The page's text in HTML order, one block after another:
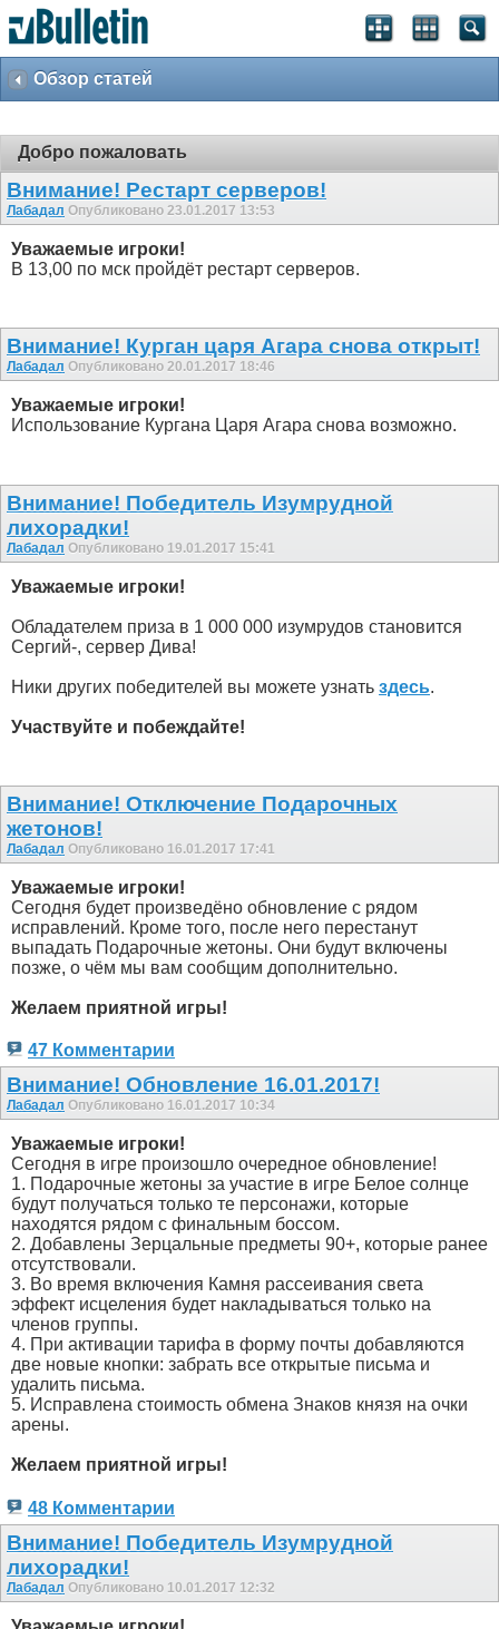
Обзор статей
Добро пожаловать
Внимание! Рестарт серверов!
Лабадал Опубликовано 23.01.2017 13:53
Уважаемые игроки!
В 13,00 по мск пройдёт рестарт серверов.
Внимание! Курган царя Агара снова открыт!
Лабадал Опубликовано 20.01.2017 18:46
Уважаемые игроки!
Использование Кургана Царя Агара снова возможно.
Внимание! Победитель Изумрудной
лихорадки!
Лабадал Опубликовано 19.01.2017 15:41
Уважаемые игроки!
Обладателем приза в 1 000 000 изумрудов становится
Сергий-, сервер Дива!
Ники других победителей вы можете узнать здесь.
Участвуйте и побеждайте!
Внимание! Отключение Подарочных
жетонов!
Лабадал Опубликовано 16.01.2017 17:41
Уважаемые игроки!
Сегодня будет произведёно обновление с рядом
исправлений. Кроме того, после него перестанут
выпадать Подарочные жетоны. Они будут включены
позже, о чём мы вам сообщим дополнительно.
Желаем приятной игры!
47 Комментарии
Внимание! Обновление 16.01.2017!
Лабадал Опубликовано 16.01.2017 10:34
Уважаемые игроки!
Сегодня в игре произошло очередное обновление!
1. Подарочные жетоны за участие в игре Белое солнце
будут получаться только те персонажи, которые
находятся рядом с финальным боссом.
2. Добавлены Зерцальные предметы 90+, которые ранее
отсутствовали.
3. Во время включения Камня рассеивания света
эффект исцеления будет накладываться только на
членов группы.
4. При активации тарифа в форму почты добавляются
две новые кнопки: забрать все открытые письма и
удалить письма.
5. Исправлена стоимость обмена Знаков князя на очки
арены.
Желаем приятной игры!
48 Комментарии
Внимание! Победитель Изумрудной
лихорадки!
Лабадал Опубликовано 10.01.2017 12:32